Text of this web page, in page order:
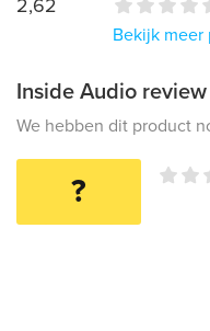
2,62
Bekijk meer
Inside Audio review
We hebben dit product
?